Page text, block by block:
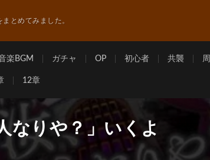
とめてみました。
楽BGM ガチャ OP 初心者 共襲
12章
なりや？」いくよ